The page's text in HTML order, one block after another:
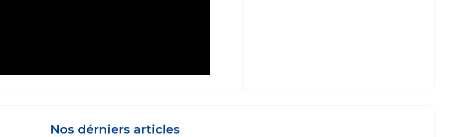
Nos dérniers articles